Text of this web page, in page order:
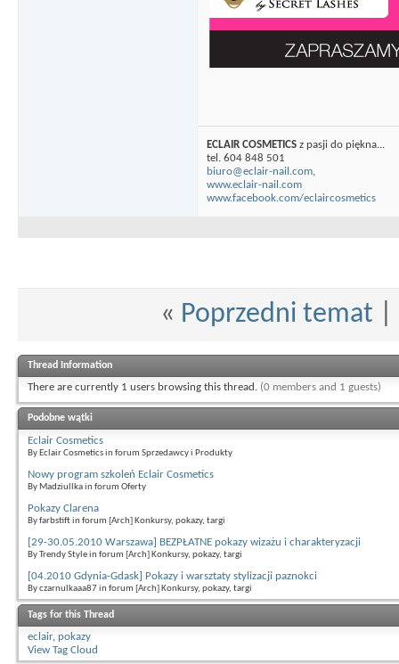
ECLAIR COSMETICS z pasji do piękna...
tel. 604 848 501
biuro@eclair-nail.com,
www.eclair-nail.com
www.facebook.com/eclaircosmetics
« Poprzedni temat
Thread Information
There are currently 1 users browsing this thread. (0 members and 1 guests)
Podobne wątki
Eclair Cosmetics
By Eclair Cosmetics in forum Sprzedawcy i Produkty
Nowy program szkoleń Eclair Cosmetics
By Madziullka in forum Oferty
Pokazy Clarena
By farbstift in forum [Arch] Konkursy, pokazy, targi
[29-30.05.2010 Warszawa] BEZPŁATNE pokazy wizażu i charakteryzacji
By Trendy Style in forum [Arch] Konkursy, pokazy, targi
[04.2010 Gdynia-Gdask] Pokazy i warsztaty stylizacji paznokci
By czarnulkaaa87 in forum [Arch] Konkursy, pokazy, targi
Tags for this Thread
eclair, pokazy
View Tag Cloud